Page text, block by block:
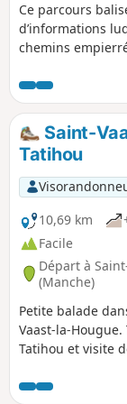
Ce parcours
d’informations
chemins
historique et
traversée par la
parcours a été
Centre
l'Environnement
Saint-
Tatihou
10,69 km
Facile
Départ à
(Manche)
Petite balade
Vaast-la-
Tatihou et visite
départements